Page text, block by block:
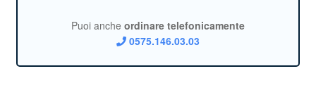
Puoi anche ordinare telefonicamente
0575.146.03.03